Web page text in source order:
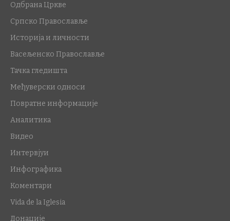
Одбрана Цркве
Српско Православље
Историја и личности
Васељенско Православље
Тачка гледишта
Међуверски односи
Повратне информације
Аналитика
Видео
Интервјуи
Инфографика
Коментари
Vida de la Iglesia
Донације